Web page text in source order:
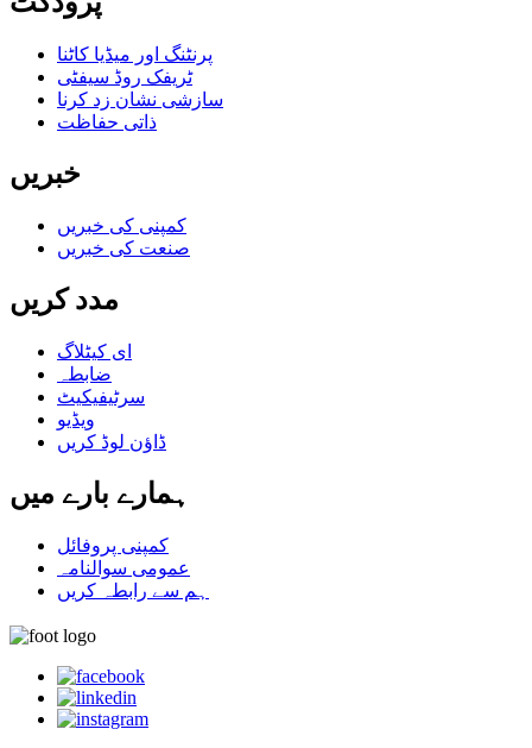
پرنٹنگ اور میڈیا کاٹنا
ٹریفک روڈ سیفٹی
سازشی نشان زد کرنا
ذاتی حفاظت
خبریں
کمپنی کی خبریں
صنعت کی خبریں
مدد کریں
ای کیٹلاگ
ضابطہ
سرٹیفیکیٹ
ویڈیو
ڈاؤن لوڈ کریں
ہمارے بارے میں
کمپنی پروفائل
عمومی سوالنامہ
ہم سے رابطہ کریں